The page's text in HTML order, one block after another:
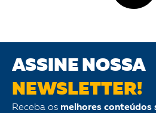
ASSINE NOSSA
NEWSLETTER!
Receba os melhores conteúdos